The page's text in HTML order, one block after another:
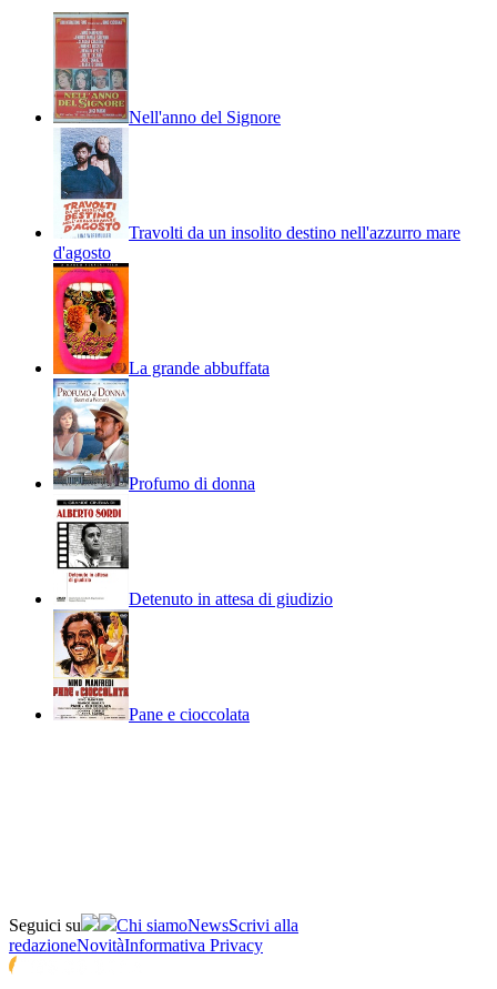
Nell'anno del Signore
Travolti da un insolito destino nell'azzurro mare
d'agosto
La grande abbuffata
Profumo di donna
Detenuto in attesa di giudizio
Pane e cioccolata
Seguici su Chi siamoNewsScrivi alla
redazioneNovitàInformativa Privacy